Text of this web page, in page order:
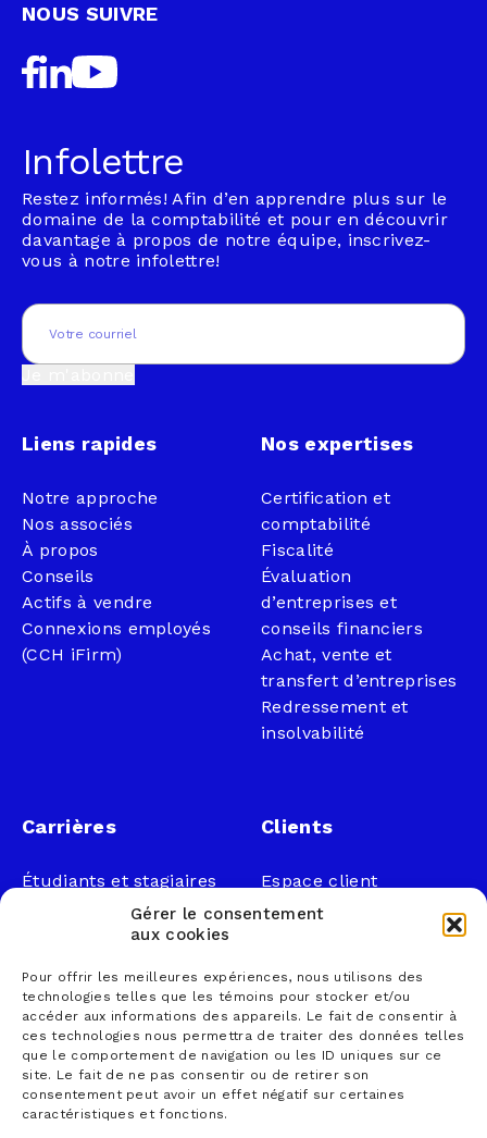
Gérer le consentement
aux cookies
Pour offrir les meilleures expériences, nous utilisons des
technologies telles que les témoins pour stocker et/ou
accéder aux informations des appareils. Le fait de consentir à
ces technologies nous permettra de traiter des données telles
que le comportement de navigation ou les ID uniques sur ce
site. Le fait de ne pas consentir ou de retirer son
consentement peut avoir un effet négatif sur certaines
caractéristiques et fonctions.
NOUS SUIVRE
Infolettre
Restez informés! Afin d’en apprendre plus sur le
domaine de la comptabilité et pour en découvrir
davantage à propos de notre équipe, inscrivez-
vous à notre infolettre!
Email
Liens rapides
Notre approche
Nos associés
À propos
Conseils
Actifs à vendre
Connexions employés
(CCH iFirm)
Nos expertises
Certification et
comptabilité
Fiscalité
Évaluation
d’entreprises et
conseils financiers
Achat, vente et
transfert d’entreprises
Redressement et
insolvabilité
Carrières
Étudiants et stagiaires
Professionnels
Nous joindre
1 866 833-2114 (sans
frais)
courrier@lemieuxnolet
.ca
Contactez un syndic
Trouver un bureau
Clients
Espace client
Légal
Loi sur la faillite et
l’insolvabilité
Politique de
confidentialité
Politique sur la